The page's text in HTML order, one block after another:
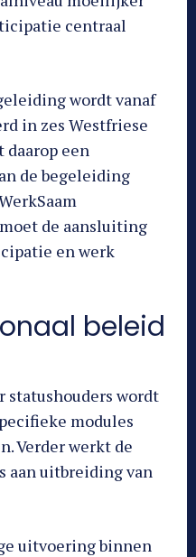
centraal
wordt vanaf
in zes Westfriese
een
de begeleiding
de aansluiting
en werk
beleid
wordt
modules
Verder werkt de
aan uitbreiding van
uitvoering binnen